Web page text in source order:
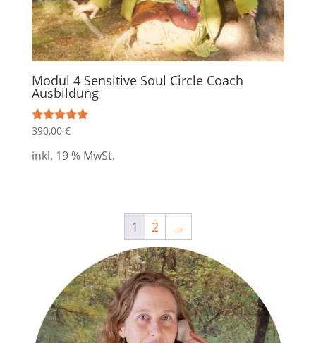
Modul 4 Sensitive Soul Circle Coach
Ausbildung
Bewertet mit
von 5
390,00 €
inkl. 19 % MwSt.
1 2 →